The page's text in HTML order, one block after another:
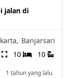
jalan di
Banjarsari
10 10
1 tahun yang lalu